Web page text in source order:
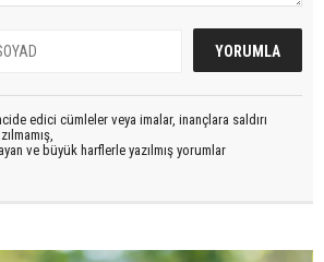
edici cümleler veya imalar, inançlara saldırı
ve büyük harflerle yazılmış yorumlar